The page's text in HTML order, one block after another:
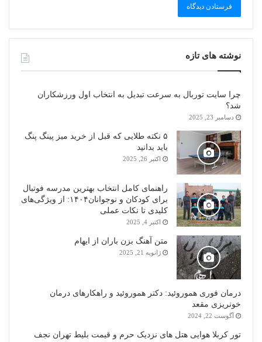
نوشته های تازه
چرا سایت توربال به ‌سرعت تبدیل به انتخاب اول ورزشکاران
شد؟
دسامبر 23, 2025
۵ نکته طلایی که قبل از خرید میز پینگ پنگ
باید بدانید
اکتبر 26, 2025
راهنمای کامل انتخاب بهترین مدرسه فوتبال
برای کودکان و نوجوانان۱۴۰۴: از ویژگی‌های
کلیدی تا نکات عملی
اکتبر 4, 2025
متن آهنگ بزن باران از ایهام
ژانویه 21, 2025
درمان فوری هموروئید: دکتر هموروئید و راهکارهای درمان
خونریزی مقعد
آگوست 22, 2024
تور کربلا هوایی هتل های نزدیک حرم و قیمت بلیط تهران نجف